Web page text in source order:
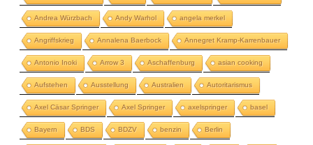
Andrea Würzbach Andy Warhol angela merkel
Angriffskrieg Annalena Baerbock Annegret Kramp-Karrenbauer
Antonio Inoki Arrow 3 Aschaffenburg asian cooking
Aufstehen Ausstellung Australien Autoritarismus
Axel Cäsar Springer Axel Springer axelspringer basel
Bayern BDS BDZV benzin Berlin